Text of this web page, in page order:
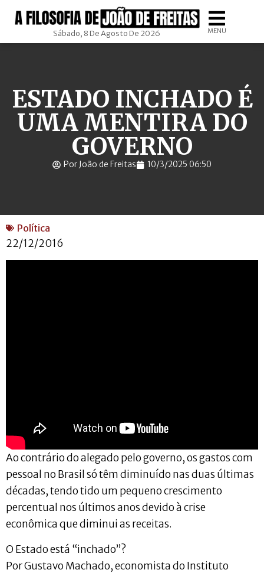
Sábado, 8 De Agosto De 2026 MENU
ESTADO INCHADO É
UMA MENTIRA DO
GOVERNO
Por João de Freitas 10/3/2025 06:50
Política
22‎/12/‎2016
Ao contrário do alegado pelo governo, os gastos com
pessoal no Brasil só têm diminuído nas duas últimas
décadas, tendo tido um pequeno crescimento
percentual nos últimos anos devido à crise
econômica que diminui as receitas.
O Estado está “inchado”?
Por Gustavo Machado, economista do Instituto